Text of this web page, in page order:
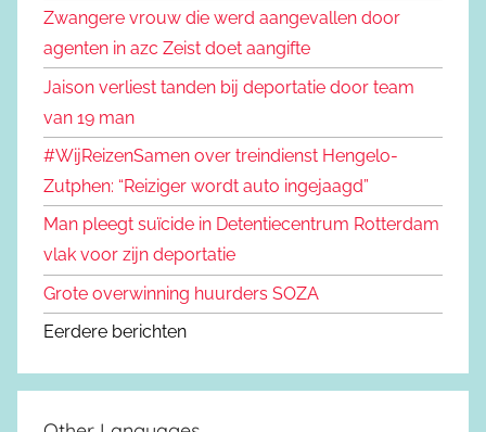
Zwangere vrouw die werd aangevallen door
agenten in azc Zeist doet aangifte
Jaison verliest tanden bij deportatie door team
van 19 man
#WijReizenSamen over treindienst Hengelo-
Zutphen: “Reiziger wordt auto ingejaagd”
Man pleegt suïcide in Detentiecentrum Rotterdam
vlak voor zijn deportatie
Grote overwinning huurders SOZA
Eerdere berichten